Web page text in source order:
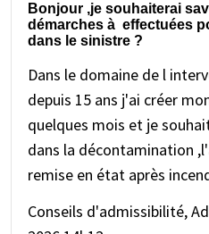
Bonjour ,je souhaiterai
démarches à effectuées
dans le sinistre ?
Dans le domaine de l
depuis 15 ans j'ai créer
quelques mois et je
dans la décontamination
remise en état après
Conseils d'admissibilité,